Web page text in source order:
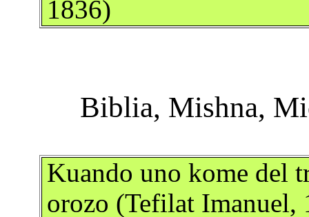
1836)
Kuando uno kome del
orozo (Tefilat Imanuel,